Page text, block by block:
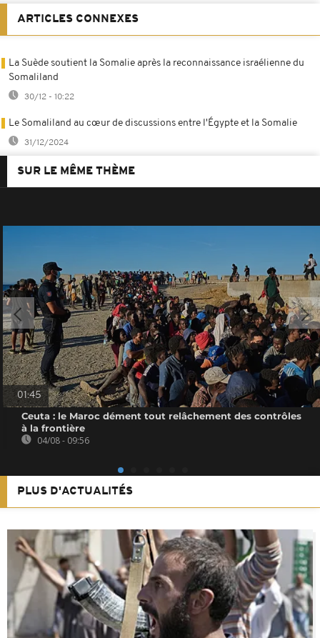
ARTICLES CONNEXES
La Suède soutient la Somalie après la reconnaissance israélienne du
Somaliland
30/12 - 10:22
Le Somaliland au cœur de discussions entre l'Égypte et la Somalie
31/12/2024
SUR LE MÊME THÈME
01:45
Ceuta : le Maroc dément tout relâchement des contrôles
à la frontière
04/08 - 09:56
PLUS D'ACTUALITÉS